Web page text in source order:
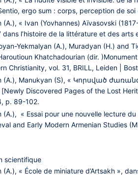
ergo sum : corps, perception de
(A.), « Ivan (Yovhannes) Aïvasovski
dans l’histoire de la littérature et des
Yekmalyan (A.), Muradyan (H.) and
Khatchadourian (dir.
Christianity, vol. 31, BRILL, Leiden |
(A.), Manukyan (S), « Կորսված
Discovered Pages of the Lost
p. 89-102.
(A.), « Essai pour une nouvelle lecture
and Early Modern Armenian Studies
scientifique
(A.), « École de miniature d’Artsakh »,